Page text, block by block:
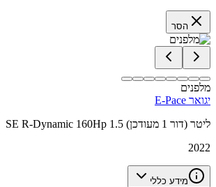
הסר
מלפנים
יגואר E-Pace
SE R-Dynamic 160Hp 1.5 ליטר (דור 1 מעודכן)
2022
מידע כללי